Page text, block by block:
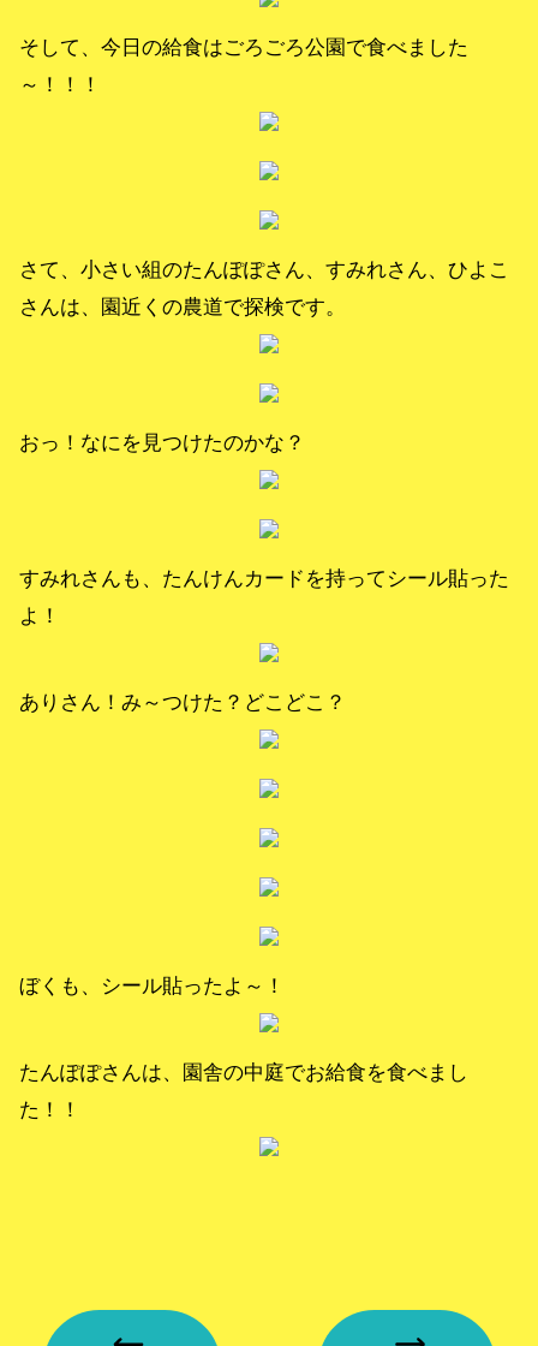
そして、今日の給食はごろごろ公園で食べました
～！！！
さて、小さい組のたんぽぽさん、すみれさん、ひよこ
さんは、園近くの農道で探検です。
おっ！なにを見つけたのかな？
すみれさんも、たんけんカードを持ってシール貼った
よ！
ありさん！み～つけた？どこどこ？
ぼくも、シール貼ったよ～！
たんぽぽさんは、園舎の中庭でお給食を食べまし
た！！